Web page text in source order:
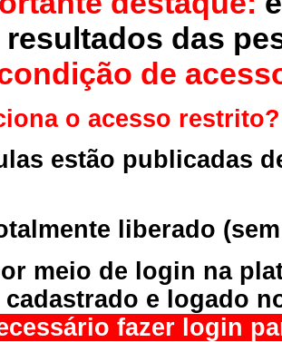
resultados das
de
o acesso restrito?
estão publicadas
liberado
meio de login na
e logado
fazer login